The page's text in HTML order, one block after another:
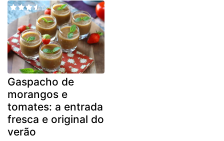
Gaspacho de
morangos e
tomates: a entrada
fresca e original do
verão